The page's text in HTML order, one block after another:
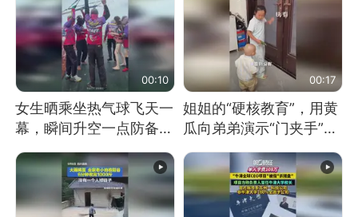
00:10
女生晒乘坐热气球飞天一
幕，瞬间升空一点防备都
没有
00:17
姐姐的“硬核教育”，用黄
瓜向弟弟演示“门夹手”，
网友：果然言传不如身
教！